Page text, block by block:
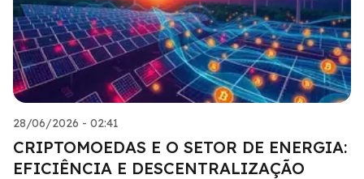
28/06/2026 - 02:41
CRIPTOMOEDAS E O SETOR DE ENERGIA:
EFICIÊNCIA E DESCENTRALIZAÇÃO